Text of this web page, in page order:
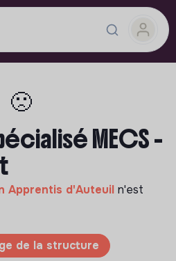
🙁
MECS -
Apprentis d'Auteuil n'est
de la structure